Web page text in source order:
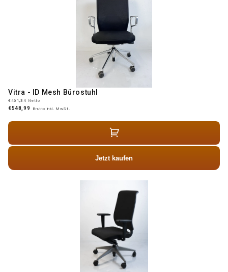
Vitra - ID Mesh Bürostuhl
€461,34 Netto
€548,99 Brutto inkl. MwSt.
Jetzt kaufen